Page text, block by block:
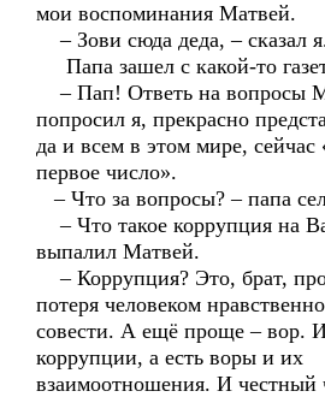
мои воспоминания Матвей.
– Зови сюда деда, – сказал
Папа зашел с какой-то
– Пап! Ответь на вопросы
попросил я, прекрасно
да и всем в этом мире, сейчас
первое число».
– Что за вопросы? – папа
– Что такое коррупция на
выпалил Матвей.
– Коррупция? Это, брат,
потеря человеком
совести. А ещё проще – вор.
коррупции, а есть воры и их
взаимоотношения. И честный